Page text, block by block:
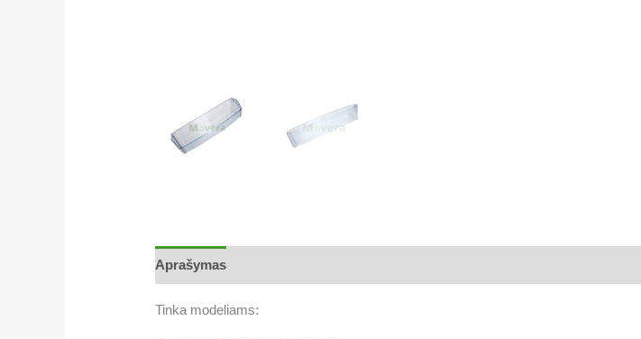
Aprašymas
Tinka modeliams: